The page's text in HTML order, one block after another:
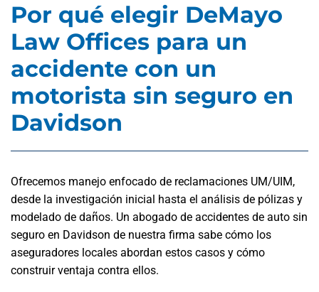
Por qué elegir DeMayo
Law Offices para un
accidente con un
motorista sin seguro en
Davidson
Ofrecemos manejo enfocado de reclamaciones UM/UIM,
desde la investigación inicial hasta el análisis de pólizas y
modelado de daños. Un abogado de accidentes de auto sin
seguro en Davidson de nuestra firma sabe cómo los
aseguradores locales abordan estos casos y cómo
construir ventaja contra ellos.